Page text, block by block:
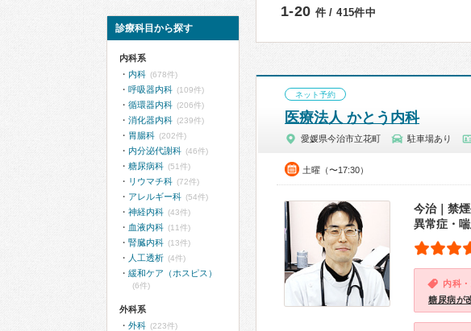
1-20 件 / 415件中
ネット予約
医療法人 かとう内科
愛媛県今治市立花町 駐車場あり
土曜（〜17:30）
今治｜禁
異常症・
内科
糖尿病が
診療科目から探す
内科系
内科 (678件)
呼吸器内科 (109件)
循環器内科 (206件)
消化器内科 (239件)
胃腸科 (202件)
内分泌代謝科 (46件)
糖尿病科 (51件)
リウマチ科 (72件)
アレルギー科 (54件)
神経内科 (43件)
血液内科 (11件)
腎臓内科 (13件)
人工透析 (4件)
緩和ケア（ホスピス）
(6件)
外科系
外科 (223件)